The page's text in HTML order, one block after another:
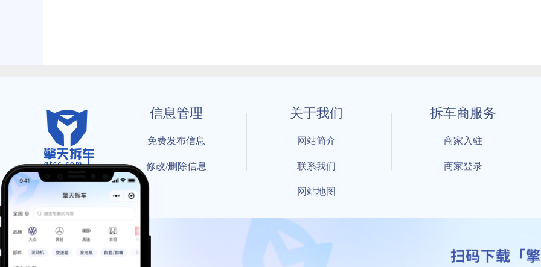
信息管理
免费发布信息
修改/删除信息
关于我们
网站简介
联系我们
网站地图
拆车商服务
商家入驻
商家登录
© 2021 By 擎天拆车-买卖拆车件，擎天拆车好省快 All Rights Reserved
工信部备案号：鲁ICP备18021004号-17 公安部备案号： 鲁公网安备